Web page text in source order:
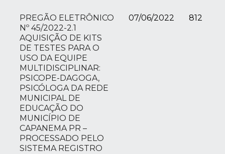
PREGÃO ELETRÔNICO
Nº 45/2022-2.1
AQUISIÇÃO DE KITS
DE TESTES PARA O
USO DA EQUIPE
MULTIDISCIPLINAR:
PSICOPE-DAGOGA,
PSICÓLOGA DA REDE
MUNICIPAL DE
EDUCAÇÃO DO
MUNICÍPIO DE
CAPANEMA PR –
PROCESSADO PELO
SISTEMA REGISTRO
07/06/2022 812